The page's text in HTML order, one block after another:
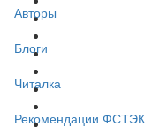
Авторы
Блоги
Читалка
Рекомендации ФСТЭК